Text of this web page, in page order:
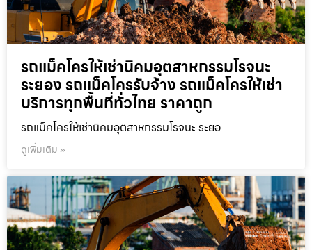
รถแม็คโครให้เช่านิคมอุตสาหกรรมโรจนะ
ระยอง รถแม็คโครรับจ้าง รถแม็คโครให้เช่า
บริการทุกพื้นที่ทั่วไทย ราคาถูก
รถแม็คโครให้เช่านิคมอุตสาหกรรมโรจนะ ระยอ
ดูเพิ่มเติม »